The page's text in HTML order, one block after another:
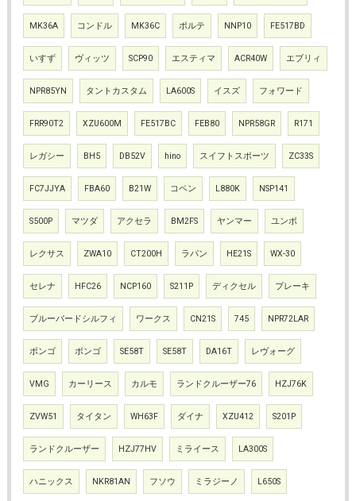
MK36A コンドル MK36C ポルテ NNP10 FE517BD
いすず ヴィッツ SCP90 エスティマ ACR40W エブリィ
NPR85YN タントカスタム LA600S イスズ フォワード
FRR90T2 XZU600M FE517BC FEB80 NPR58GR R171
レガシー BH5 DB52V hino スイフトスポーツ ZC33S
FC7JJYA FBA60 B21W コペン L880K NSP141
S500P マツダ アクセラ BM2FS ヤンマー ユンボ
レクサス ZWA10 CT200H ラパン HE21S WX-30
セレナ HFC26 NCP160 S211P ディクセル ブレーキ
ブルーバードシルフィ ワークス CN21S 745 NPR72LAR
ボンゴ ボンゴ SE58T SE58T DA16T レヴォーグ
VMG カーリース カルモ ランドクルーザー76 HZJ76K
ZVW51 タイタン WH63F ダイナ XZU412 S201P
ランドクルーザー HZJ77HV ミライース LA300S
ハニックス NKR81AN フソウ ミラジーノ L650S